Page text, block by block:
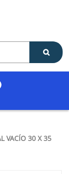
VACÍO 30 X 35